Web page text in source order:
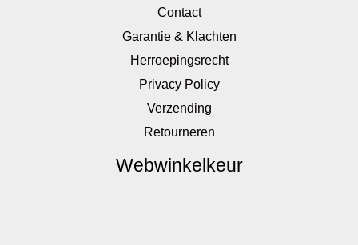
Contact
Garantie & Klachten
Herroepingsrecht
Privacy Policy
Verzending
Retourneren
Webwinkelkeur